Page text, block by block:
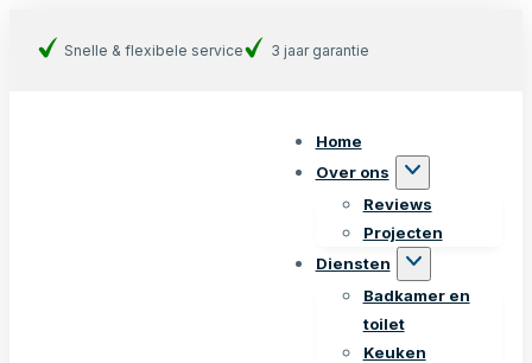
Snelle & flexibele service 3 jaar garantie
Home
Over ons
Reviews
Projecten
Diensten
Badkamer en
toilet
Keuken